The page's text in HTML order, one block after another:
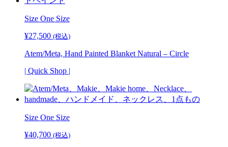
Size One Size
¥27,500 (税込)
Atem/Meta, Hand Painted Blanket Natural – Circle
| Quick Shop |
Size One Size
¥40,700 (税込)